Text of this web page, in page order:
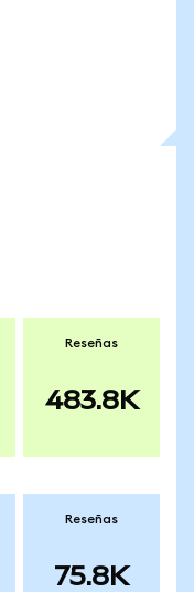
Reseñas
483.8K
Reseñas
75.8K